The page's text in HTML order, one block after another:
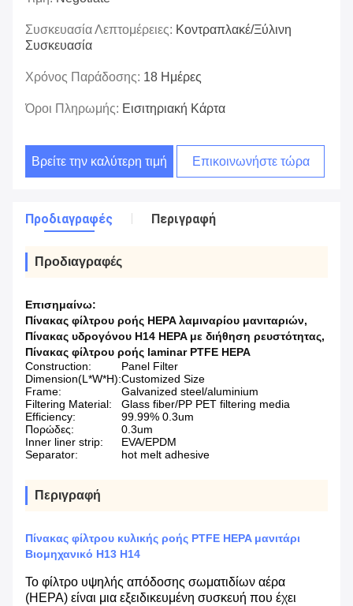
Συσκευασία Λεπτομέρειες: Κοντραπλακέ/ξύλινη
Συσκευασία
Χρόνος Παράδοσης: 18 Ημέρες
Όροι Πληρωμής: Εισιτηριακή Κάρτα
Βρείτε την καλύτερη τιμή Επικοινωνήστε τώρα
Προδιαγραφές Περιγραφή
Προδιαγραφές
Επισημαίνω:
Πίνακας φίλτρου ροής HEPA λαμιναρίου μανιταριών,
Πίνακας υδρογόνου H14 HEPA με διήθηση ρευστότητας,
Πίνακας φίλτρου ροής laminar PTFE HEPA
Construction:
Panel Filter
Dimension(L*W*H):Customized Size
Frame:
Galvanized steel/aluminium
Filtering Material:
Glass fiber/PP PET filtering media
Efficiency:
99.99% 0.3um
Πορώδες:
0.3um
Inner liner strip:
EVA/EPDM
Separator:
hot melt adhesive
Περιγραφή
Πίνακας φίλτρου κυλικής ροής PTFE HEPA μανιτάρι
Βιομηχανικό H13 H14
Το φίλτρο υψηλής απόδοσης σωματιδίων αέρα
(HEPA) είναι μια εξειδικευμένη συσκευή που έχει